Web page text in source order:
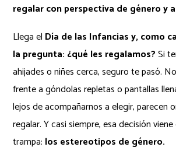
regalar con perspectiva de género y
Llega el Día de las Infancias y, como
la pregunta: ¿qué les regalamos? Si
ahijades o niñes cerca, seguro te pasó.
frente a góndolas repletas o pantallas
lejos de acompañarnos a elegir, parecen
regalar. Y casi siempre, esa decisión
trampa: los estereotipos de género.